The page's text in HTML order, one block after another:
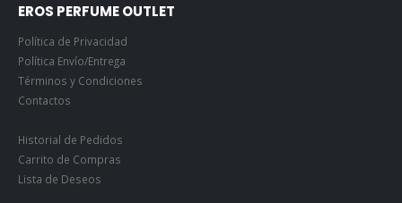
EROS PERFUME OUTLET
Política de Privacidad
Política Envío/Entrega
Términos y Condiciones
Contactos
Historial de Pedidos
Carrito de Compras
Lista de Deseos